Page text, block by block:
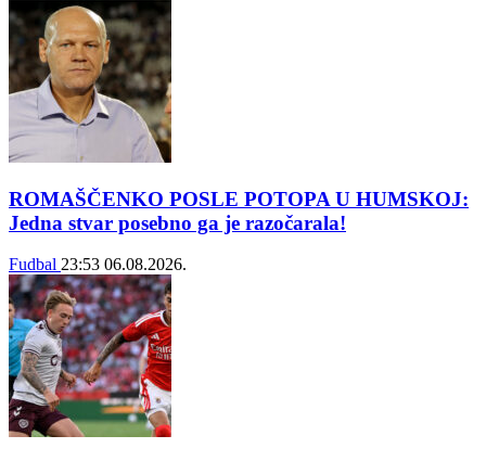
ROMAŠČENKO POSLE POTOPA U HUMSKOJ:
Jedna stvar posebno ga je razočarala!
Fudbal 23:53 06.08.2026.